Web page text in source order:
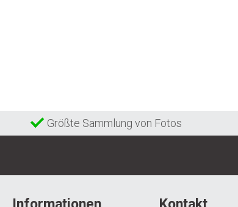
Größte Sammlung von Fotos